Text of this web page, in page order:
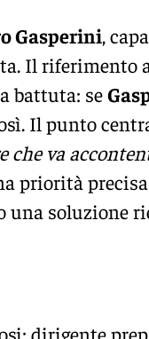
Gasperini,
Il riferimento
battuta: se
Il punto
che va
priorità
una soluzione
dirigente